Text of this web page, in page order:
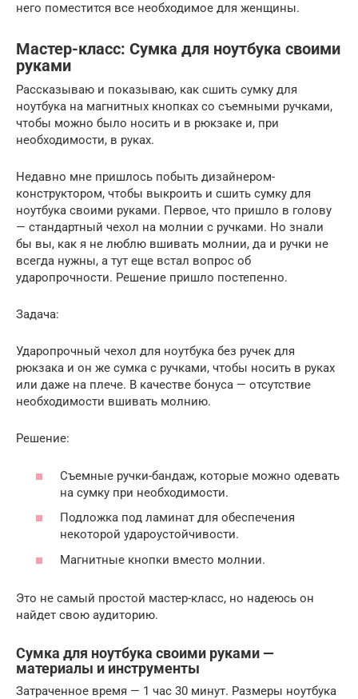
него поместится все необходимое для женщины.
Мастер-класс: Сумка для ноутбука своими
руками
Рассказываю и показываю, как сшить сумку для
ноутбука на магнитных кнопках со съемными ручками,
чтобы можно было носить и в рюкзаке и, при
необходимости, в руках.
Недавно мне пришлось побыть дизайнером-
конструктором, чтобы выкроить и сшить сумку для
ноутбука своими руками. Первое, что пришло в голову
— стандартный чехол на молнии с ручками. Но знали
бы вы, как я не люблю вшивать молнии, да и ручки не
всегда нужны, а тут еще встал вопрос об
ударопрочности. Решение пришло постепенно.
Задача:
Ударопрочный чехол для ноутбука без ручек для
рюкзака и он же сумка с ручками, чтобы носить в руках
или даже на плече. В качестве бонуса — отсутствие
необходимости вшивать молнию.
Решение:
Съемные ручки-бандаж, которые можно одевать
на сумку при необходимости.
Подложка под ламинат для обеспечения
некоторой удароустойчивости.
Магнитные кнопки вместо молнии.
Это не самый простой мастер-класс, но надеюсь он
найдет свою аудиторию.
Сумка для ноутбука своими руками —
материалы и инструменты
Затраченное время — 1 час 30 минут. Размеры ноутбука